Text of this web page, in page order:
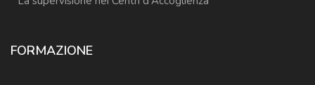
FORMAZIONE